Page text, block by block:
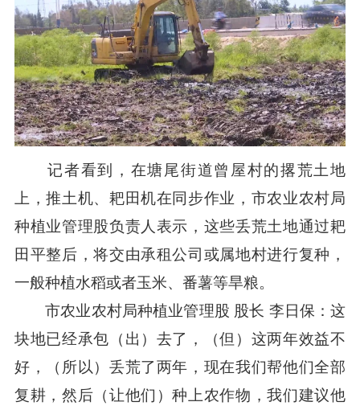
记者看到，在塘尾街道曾屋村的撂荒土地
上，推土机、耙田机在同步作业，市农业农村局
种植业管理股负责人表示，这些丢荒土地通过耙
田平整后，将交由承租公司或属地村进行复种，
一般种植水稻或者玉米、番薯等旱粮。
市农业农村局种植业管理股 股长 李日保：这
块地已经承包（出）去了，（但）这两年效益不
好，（所以）丢荒了两年，现在我们帮他们全部
复耕，然后（让他们）种上农作物，我们建议他